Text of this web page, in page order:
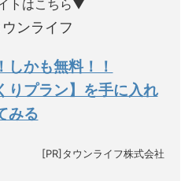
トはこちら▼
ンライフ
しかも無料！！
りプラン】を手に入れ
みる
[PR]タウンライフ株式会社